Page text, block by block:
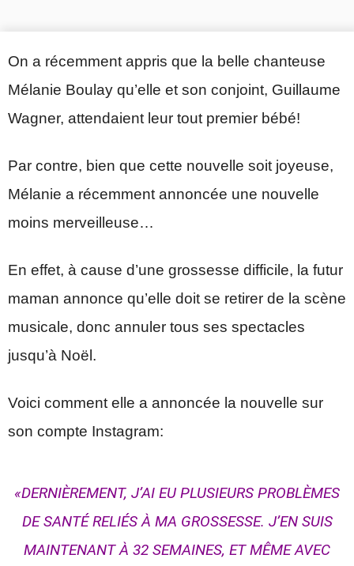
On a récemment appris que la belle chanteuse
Mélanie Boulay qu’elle et son conjoint, Guillaume
Wagner, attendaient leur tout premier bébé!
Par contre, bien que cette nouvelle soit joyeuse,
Mélanie a récemment annoncée une nouvelle
moins merveilleuse…
En effet, à cause d’une grossesse difficile, la futur
maman annonce qu’elle doit se retirer de la scène
musicale, donc annuler tous ses spectacles
jusqu’à Noël.
Voici comment elle a annoncée la nouvelle sur
son compte Instagram:
«DERNIÈREMENT, J’AI EU PLUSIEURS PROBLÈMES
DE SANTÉ RELIÉS À MA GROSSESSE. J’EN SUIS
MAINTENANT À 32 SEMAINES, ET MÊME AVEC